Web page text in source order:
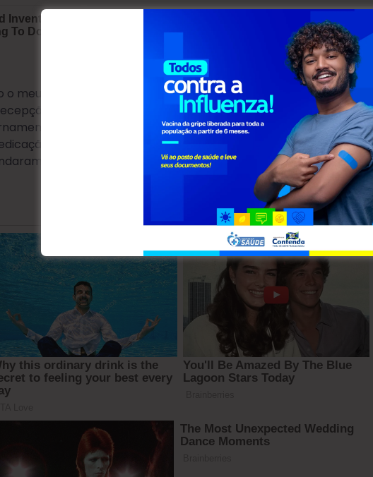
meu coração, venho aqui, agradecer a cada um dos
limpeza, cozinheiras, técnicos de enfermagem, até à
do meu irmão, até a sua partida. Obrigado a todos pelo
disse, por meio de mensagem, Naíra Poles Conceição. “E
tantas mensagens de conforto nessas horas tristes. Que